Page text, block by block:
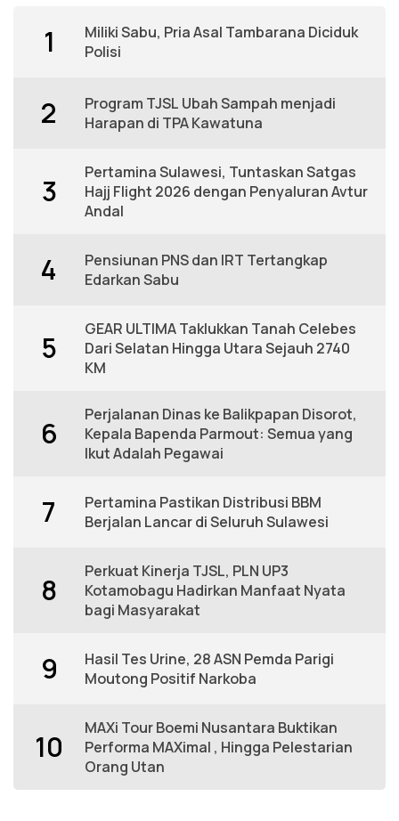
1
Miliki Sabu, Pria Asal Tambarana Diciduk
Polisi
2
Program TJSL Ubah Sampah menjadi
Harapan di TPA Kawatuna
3
Pertamina Sulawesi, Tuntaskan Satgas
Hajj Flight 2026 dengan Penyaluran Avtur
Andal
4
Pensiunan PNS dan IRT Tertangkap
Edarkan Sabu
5
GEAR ULTIMA Taklukkan Tanah Celebes
Dari Selatan Hingga Utara Sejauh 2740
KM
6
Perjalanan Dinas ke Balikpapan Disorot,
Kepala Bapenda Parmout: Semua yang
Ikut Adalah Pegawai
7
Pertamina Pastikan Distribusi BBM
Berjalan Lancar di Seluruh Sulawesi
8
Perkuat Kinerja TJSL, PLN UP3
Kotamobagu Hadirkan Manfaat Nyata
bagi Masyarakat
9
Hasil Tes Urine, 28 ASN Pemda Parigi
Moutong Positif Narkoba
10
MAXi Tour Boemi Nusantara Buktikan
Performa MAXimal , Hingga Pelestarian
Orang Utan